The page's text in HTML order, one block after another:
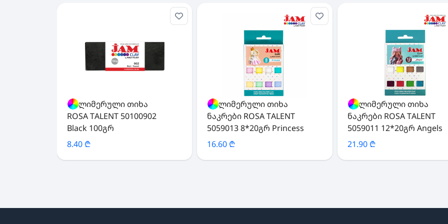
პოლიმერული თიხა
ROSA TALENT 50100902
Black 100გრ
8.40 ₾
პოლიმერული თიხა
ნაკრები ROSA TALENT
5059013 8*20გრ Princess
16.60 ₾
პოლიმერული თიხა
ნაკრები ROSA TALENT
5059011 12*20გრ Angels
21.90 ₾